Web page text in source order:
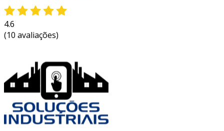
4.6
(10 avaliações)